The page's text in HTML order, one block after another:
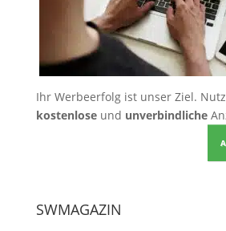
Ihr Werbeerfolg ist unser Ziel.
kostenloseund unverbindliche
SWMAGAZIN